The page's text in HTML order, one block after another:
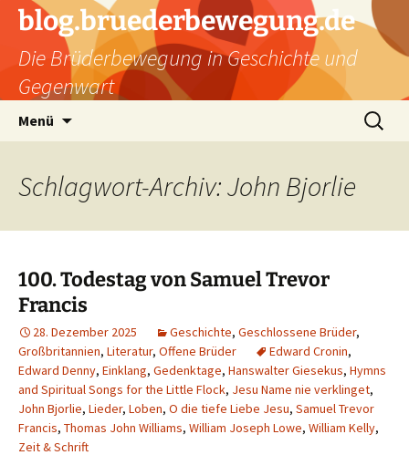
Zum
Inhalt
springen
blog.bruederbewegung.de
Die Brüderbewegung in Geschichte und
Gegenwart
Menü
Suchen
nach:
Schlagwort-Archiv: John Bjorlie
100. Todestag von Samuel Trevor
Francis
28. Dezember 2025 Geschichte, Geschlossene Brüder,
Großbritannien, Literatur, Offene Brüder Edward Cronin,
Edward Denny, Einklang, Gedenktage, Hanswalter Giesekus, Hymns
and Spiritual Songs for the Little Flock, Jesu Name nie verklinget,
John Bjorlie, Lieder, Loben, O die tiefe Liebe Jesu, Samuel Trevor
Francis, Thomas John Williams, William Joseph Lowe, William Kelly,
Zeit & Schrift